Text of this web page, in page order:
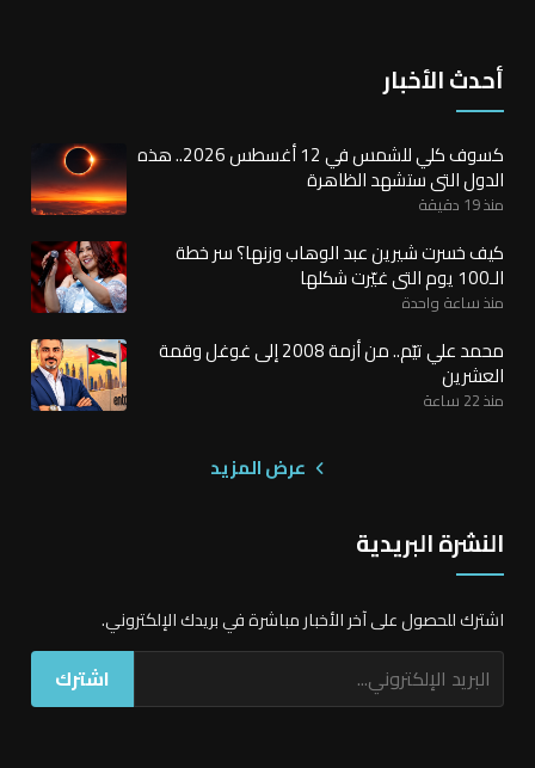
أحدث الأخبار
كسوف كلي للشمس في 12 أغسطس 2026.. هذه
الدول التي ستشهد الظاهرة
منذ 19 دقيقة
كيف خسرت شيرين عبد الوهاب وزنها؟ سر خطة
الـ100 يوم التي غيّرت شكلها
منذ ساعة واحدة
محمد علي تيّم.. من أزمة 2008 إلى غوغل وقمة
العشرين
منذ 22 ساعة
عرض المزيد
النشرة البريدية
اشترك للحصول على آخر الأخبار مباشرة في بريدك الإلكتروني.
اشترك